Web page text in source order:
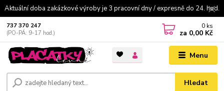
Aktuální doba zakázkové výroby je 3 pracovní dny / expresně do 24. hod.
Menu
Hledat
737 370 247
(PO-PÁ: 9-17 hod.)
0 ks
za 0,00 Kč